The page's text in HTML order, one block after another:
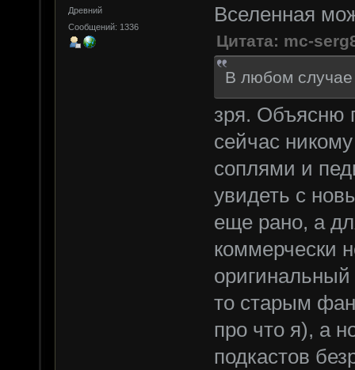
Древний
Сообщений: 1336
Вселенная
Цитата: mc-
В любом
зря. Объясню
сейчас
соплями и
увидеть с
еще рано, а
коммерчески
оригинальный
то старым
про что я), а
подкастов